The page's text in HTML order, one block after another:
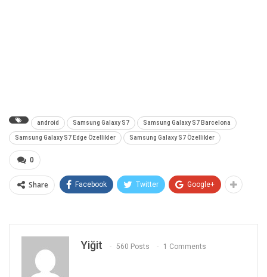
android Samsung Galaxy S7 Samsung Galaxy S7 Barcelona
Samsung Galaxy S7 Edge Özellikler Samsung Galaxy S7 Özellikler
0
Share Facebook Twitter Google+
Yiğit 560 Posts 1 Comments